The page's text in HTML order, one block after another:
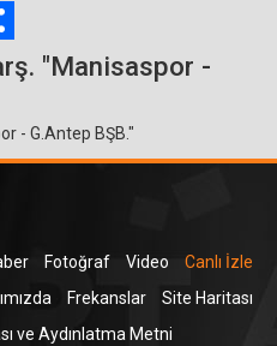
"Manisaspor -
- G.Antep BŞB."
Fotoğraf Video
Canlı İzle
Frekanslar
Site Haritası
ve Aydınlatma Metni